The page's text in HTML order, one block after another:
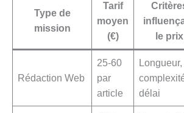
Type de
mission
Tarif
moyen
(€)
le prix
Rédaction Web
25-60
par
article
Longueur,
délai